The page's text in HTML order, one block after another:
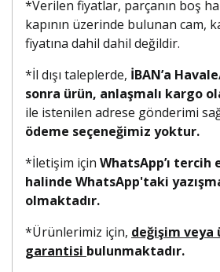
*Verilen fiyatlar, parçanın boş
kapının üzerinde bulunan cam,
fiyatına dahil dahil değildir.
*İl dışı taleplerde, İBAN’a
sonra ürün, anlaşmalı kargo
ile istenilen adrese gönderimi
ödeme seçeneğimiz yoktur.
*İletişim için WhatsApp’ı
halinde WhatsApp'taki
olmaktadır.
*Ürünlerimiz için, değişim veya
garantisi bulunmaktadır.